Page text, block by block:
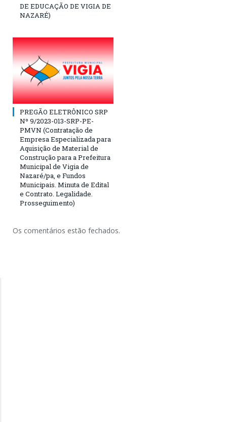
DE EDUCAÇÃO DE VIGIA DE
NAZARÉ)
PREGÃO ELETRÔNICO SRP
Nº 9/2023-013-SRP-PE-
PMVN (Contratação de
Empresa Especializada para
Aquisição de Material de
Construção para a Prefeitura
Municipal de Vigia de
Nazaré/pa, e Fundos
Municipais. Minuta de Edital
e Contrato. Legalidade.
Prosseguimento)
Os comentários estão fechados.